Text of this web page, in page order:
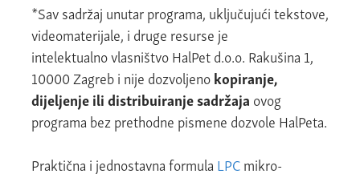
*Sav sadržaj unutar programa, uključujući tekstove,
videomaterijale, i druge resurse je
intelektualno vlasništvo HalPet d.o.o. Rakušina 1,
10000 Zagreb i nije dozvoljenokopiranje,
dijeljenje ili distribuiranje sadržaja ovog
programa bez prethodne pismene dozvole HalPeta.
Praktična i jednostavna formula LPCmikro-